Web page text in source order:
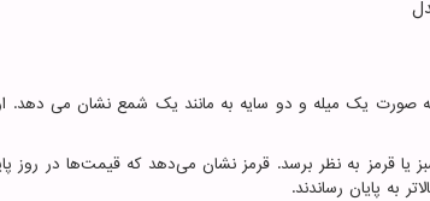
صورت یک میله و دو سایه به مانند یک شمع نشان می دهد.
یا قرمز به نظر برسد. قرمز نشان می‌دهد که قیمت‌ها در روز
به پایان رساندند.